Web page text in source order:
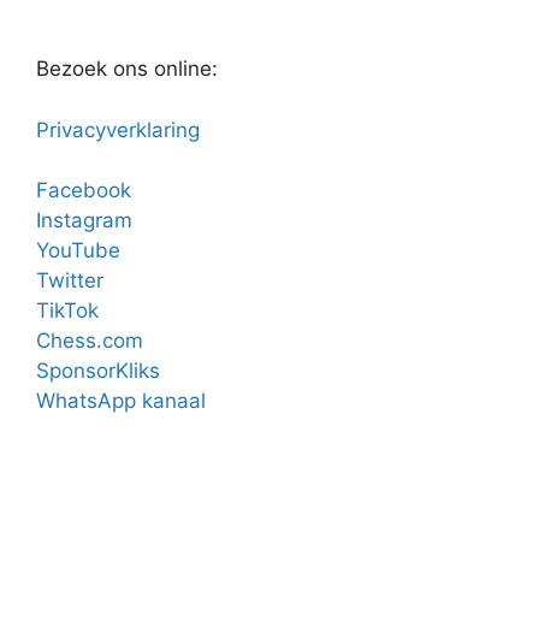
Bezoek ons online:
Privacyverklaring
Facebook
Instagram
YouTube
Twitter
TikTok
Chess.com
SponsorKliks
WhatsApp kanaal